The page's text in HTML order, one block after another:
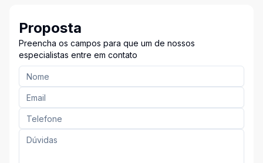
Proposta
Preencha os campos para que um de nossos
especialistas entre em contato